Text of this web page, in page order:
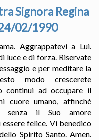
Signora Regina
02/1990
Aggrappatevi a Lui.
luce e di forza. Riservate
e per meditare la
modo crescerete
continui ad occupare il
cuore umano, affinché
senza il Suo amore
felice. Vi benedico
Spirito Santo. Amen.